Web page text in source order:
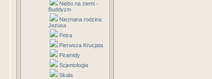
Niebo na ziemi -
Buddyzm
Nieznana rodzina
Jezusa
Petra
Pierwsza Krucjata
Piramidy
Scjentologia
Skala